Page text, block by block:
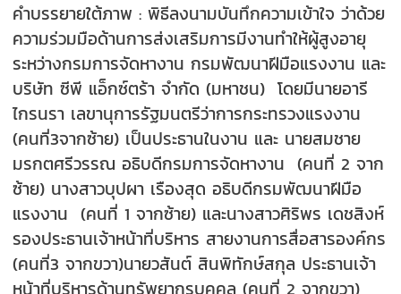
คำบรรยายใต้ภาพ : พิธีลงนามบันทึกความเข้าใจ ว่าด้วย
ความร่วมมือด้านการส่งเสริมการมีงานทำให้ผู้สูงอายุ
ระหว่างกรมการจัดหางาน กรมพัฒนาฝีมือแรงงาน และ
บริษัท ซีพี แอ็กซ์ตร้า จำกัด (มหาชน) โดยมีนายอารี
ไกรนรา เลขานุการรัฐมนตรีว่าการกระทรวงแรงงาน
(คนที่3จากซ้าย) เป็นประธานในงาน และ นายสมชาย
มรกตศรีวรรณ อธิบดีกรมการจัดหางาน (คนที่ 2 จาก
ซ้าย) นางสาวบุปผา เรืองสุด อธิบดีกรมพัฒนาฝีมือ
แรงงาน (คนที่ 1 จากซ้าย) และนางสาวศิริพร เดชสิงห์
รองประธานเจ้าหน้าที่บริหาร สายงานการสื่อสารองค์กร
(คนที่3 จากขวา)นายวสันต์ สินพิทักษ์สกุล ประธานเจ้า
หน้าที่บริหารด้านทรัพยากรบุคคล (คนที่ 2 จากขวา)